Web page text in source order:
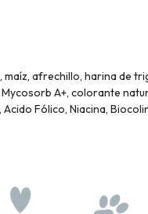
afrechillo, harina de
A+, colorante
Fólico, Niacina,